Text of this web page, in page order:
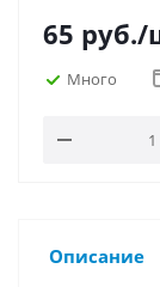
65 руб./
Много
Описание